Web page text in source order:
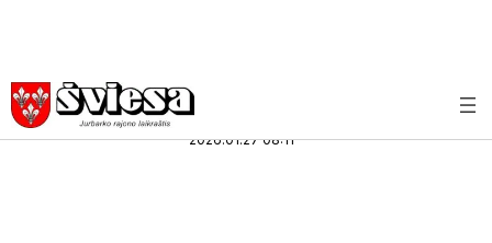
Lietuvos
diena
2026.01.27 08:11